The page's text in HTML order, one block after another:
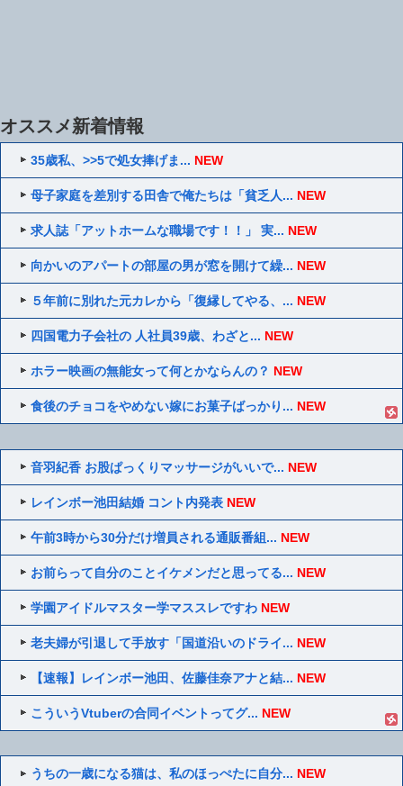
オススメ新着情報
35歳私、>>5で処女捧げま... NEW
母子家庭を差別する田舎で俺たちは「貧乏人... NEW
求人誌「アットホームな職場です！！」 実... NEW
向かいのアパートの部屋の男が窓を開けて繰... NEW
５年前に別れた元カレから「復縁してやる、... NEW
四国電力子会社の 人社員39歳、わざと... NEW
ホラー映画の無能女って何とかならんの？ NEW
食後のチョコをやめない嫁にお菓子ばっかり... NEW
音羽紀香 お股ぱっくりマッサージがいいで... NEW
レインボー池田結婚 コント内発表 NEW
午前3時から30分だけ増員される通販番組... NEW
お前らって自分のことイケメンだと思ってる... NEW
学園アイドルマスター学マススレですわ NEW
老夫婦が引退して手放す「国道沿いのドライ... NEW
【速報】レインボー池田、佐藤佳奈アナと結... NEW
こういうVtuberの合同イベントってグ... NEW
うちの一歳になる猫は、私のほっぺたに自分... NEW